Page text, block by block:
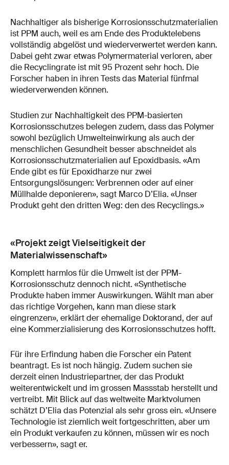
Nachhaltiger als bisherige Korrosionsschutzmaterialien
ist PPM auch, weil es am Ende des Produktelebens
vollständig abgelöst und wiederverwertet werden kann.
Dabei geht zwar etwas Polymermaterial verloren, aber
die Recyclingrate ist mit 95 Prozent sehr hoch. Die
Forscher haben in ihren Tests das Material fünfmal
wiederverwenden können.
Studien zur Nachhaltigkeit des PPM-basierten
Korrosionsschutzes belegen zudem, dass das Polymer
sowohl bezüglich Umwelteinwirkung als auch der
menschlichen Gesundheit besser abschneidet als
Korrosionsschutzmaterialien auf Epoxidbasis. «Am
Ende gibt es für Epoxidharze nur zwei
Entsorgungslösungen: Verbrennen oder auf einer
Müllhalde deponieren», sagt Marco D’Elia. «Unser
Produkt geht den dritten Weg: den des Recyclings.»
«Projekt zeigt Vielseitigkeit der
Materialwissenschaft»
Komplett harmlos für die Umwelt ist der PPM-
Korrosionsschutz dennoch nicht. «Synthetische
Produkte haben immer Auswirkungen. Wählt man aber
das richtige Vorgehen, kann man diese stark
eingrenzen», erklärt der ehemalige Doktorand, der auf
eine Kommerzialisierung des Korrosionsschutzes hofft.
Für ihre Erfindung haben die Forscher ein Patent
beantragt. Es ist noch hängig. Zudem suchen sie
derzeit einen Industriepartner, der das Produkt
weiterentwickelt und im grossen Massstab herstellt und
vertreibt. Mit Blick auf das weltweite Marktvolumen
schätzt D’Elia das Potenzial als sehr gross ein. «Unsere
Technologie ist ziemlich weit fortgeschritten, aber um
ein Produkt verkaufen zu können, müssen wir es noch
verbessern», sagt er.